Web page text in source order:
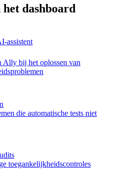
dashboard
assistent
bij het oplossen van
die automatische tests niet
toegankelijkheidscontroles